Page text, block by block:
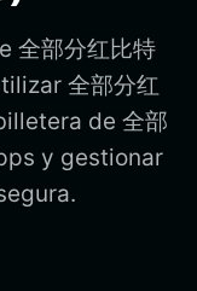
全部分红比特
全部分红
de 全部
y gestionar